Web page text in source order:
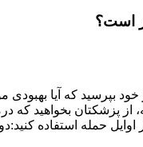
است؟
از خود بپرسید که آیا بهبودی
از پزشکتان بخواهید که
اوایل حمله استفاده